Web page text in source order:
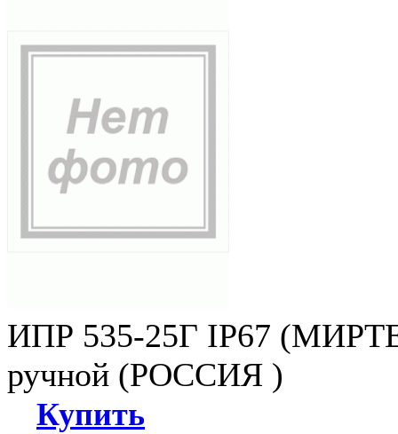
ИПР 535-25Г IP67
ручной (РОССИЯ )
Купить